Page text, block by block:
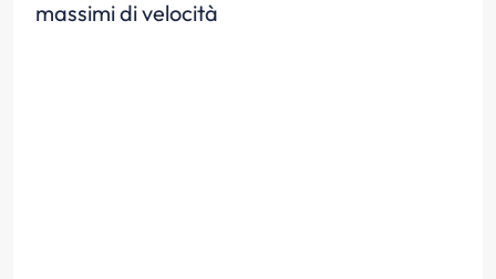
massimi di velocità